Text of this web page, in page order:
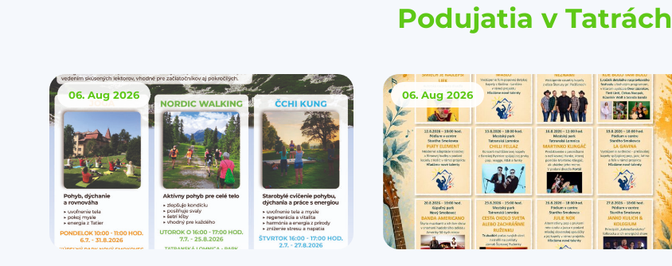
Podujatia v Tatrách
06. Aug 2026 06. Aug2026